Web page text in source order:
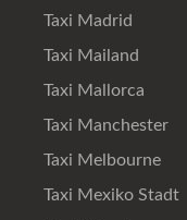
Taxi Madrid
Taxi Mailand
Taxi Mallorca
Taxi Manchester
Taxi Melbourne
Taxi Mexiko Stadt